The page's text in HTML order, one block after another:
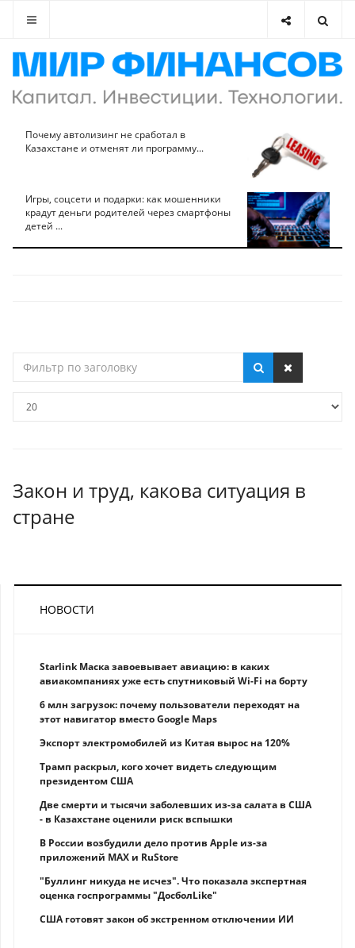
Почему автолизинг не сработал в
Казахстане и отменят ли программу...
Игры, соцсети и подарки: как мошенники
крадут деньги родителей через смартфоны
детей ...
по
Закон и труд, какова ситуация в
стране
НОВОСТИ
Starlink Маска завоевывает авиацию: в каких
авиакомпаниях уже есть спутниковый Wi-Fi на борту
6 млн загрузок: почему пользователи переходят на
этот навигатор вместо Google Maps
Экспорт электромобилей из Китая вырос на 120%
Трамп раскрыл, кого хочет видеть следующим
президентом США
Две смерти и тысячи заболевших из-за салата в США
- в Казахстане оценили риск вспышки
В России возбудили дело против Apple из-за
приложений MAX и RuStore
"Буллинг никуда не исчез". Что показала экспертная
оценка госпрограммы "ДосболLike"
США готовят закон об экстренном отключении ИИ